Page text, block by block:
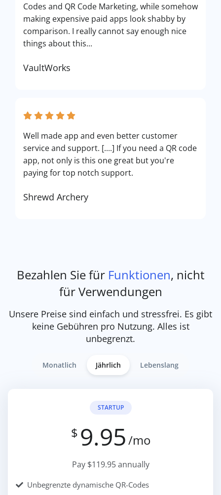
Codes and QR Code Marketing, while somehow
making expensive paid apps look shabby by
comparison. I really cannot say enough nice
things about this...
VaultWorks
Well made app and even better customer
service and support. [....] If you need a QR code
app, not only is this one great but you're
paying for top notch support.
Shrewd Archery
Bezahlen Sie für Funktionen, nicht
für Verwendungen
Unsere Preise sind einfach und stressfrei. Es gibt
keine Gebühren pro Nutzung. Alles ist
unbegrenzt.
Monatlich Jährlich Lebenslang
STARTUP
$ 9.95/mo
Pay $119.95 annually
Unbegrenzte dynamische QR-Codes